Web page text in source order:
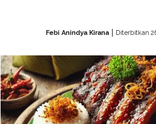
Febi Anindya Kirana Diterbitkan